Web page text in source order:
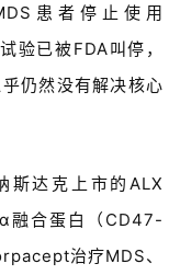
患者停止使用
验已被FDA叫停，
仍然没有解决核心
斯达克上市的ALX
融合蛋白（CD47-
治疗MDS、